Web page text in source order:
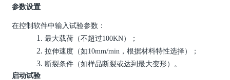
参数设置
在控制软件中输入试验参数：
1.最大载荷（不超过100KN）；
2.拉伸速度（如10mm/min ，根据材料特性选择）；
3.断裂条件（如样品断裂或达到最大变形）。
启动试验